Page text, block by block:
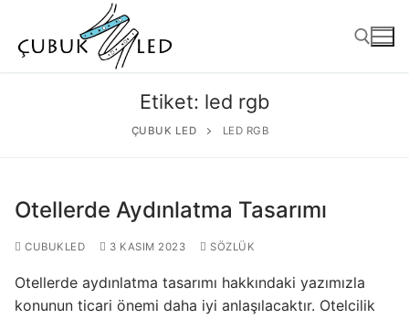
ANASAYFA
Etiket: led rgb
ÇUBUK LED LED RGB
Otellerde Aydınlatma Tasarımı
CUBUKLED 3 KASIM 2023 SÖZLÜK
Otellerde aydınlatma tasarımı hakkındaki yazımızla
konunun ticari önemi daha iyi anlaşılacaktır. Otelcilik